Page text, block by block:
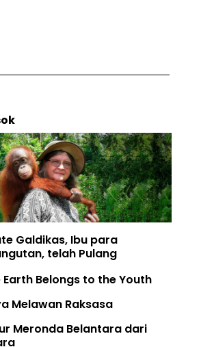
Galdikas, Ibu para
telah Pulang
Earth Belongs to the Youth
Melawan Raksasa
Meronda Belantara dari